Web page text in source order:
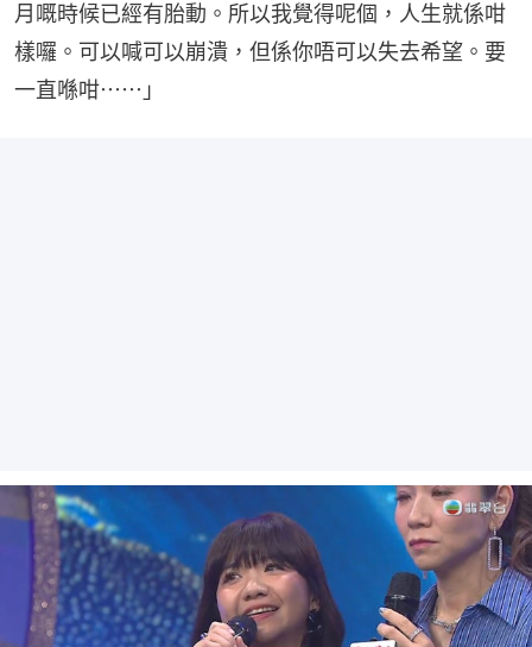
月嘅時候已經有胎動。所以我覺得呢個，人生就係咁
樣囉。可以喊可以崩潰，但係你唔可以失去希望。要
一直喺咁⋯⋯」